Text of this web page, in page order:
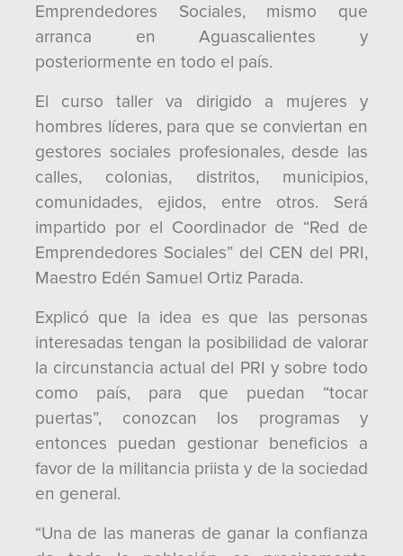
Emprendedores Sociales, mismo que
arranca en Aguascalientes y
posteriormente en todo el país.
El curso taller va dirigido a mujeres y
hombres líderes, para que se conviertan en
gestores sociales profesionales, desde las
calles, colonias, distritos, municipios,
comunidades, ejidos, entre otros. Será
impartido por el Coordinador de “Red de
Emprendedores Sociales” del CEN del PRI,
Maestro Edén Samuel Ortiz Parada.
Explicó que la idea es que las personas
interesadas tengan la posibilidad de valorar
la circunstancia actual del PRI y sobre todo
como país, para que puedan “tocar
puertas”, conozcan los programas y
entonces puedan gestionar beneficios a
favor de la militancia priista y de la sociedad
en general.
“Una de las maneras de ganar la confianza